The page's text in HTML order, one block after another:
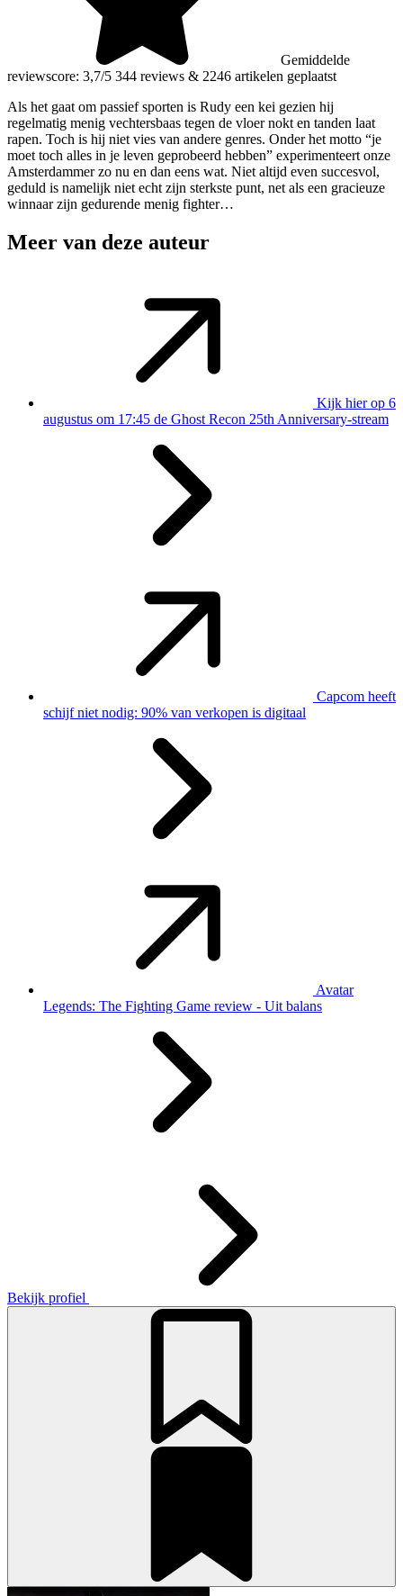
Gemiddelde
reviewscore: 3,7/5 344 reviews & 2246 artikelen geplaatst
Als het gaat om passief sporten is Rudy een kei gezien hij
regelmatig menig vechtersbaas tegen de vloer nokt en tanden laat
rapen. Toch is hij niet vies van andere genres. Onder het motto “je
moet toch alles in je leven geprobeerd hebben” experimenteert onze
Amsterdammer zo nu en dan eens wat. Niet altijd even succesvol,
geduld is namelijk niet echt zijn sterkste punt, net als een gracieuze
winnaar zijn gedurende menig fighter…
Meer van deze auteur
Kijk hier op 6
augustus om 17:45 de Ghost Recon 25th Anniversary-stream
Capcom heeft
schijf niet nodig: 90% van verkopen is digitaal
Avatar
Legends: The Fighting Game review - Uit balans
Bekijk profiel